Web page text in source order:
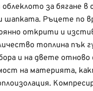
за бягане в
шапката. Ръцете по
открити и
топлина пък
и на двете
на материята,